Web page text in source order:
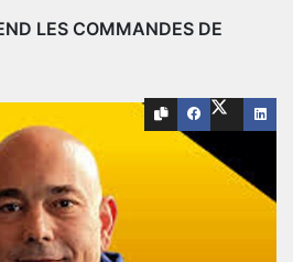
LES COMMANDES DE